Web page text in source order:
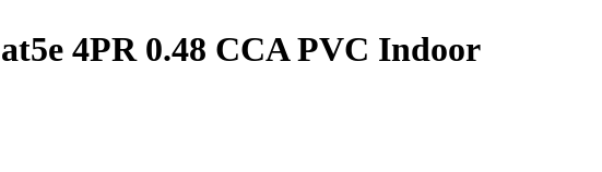
4PR 0.48 CCA PVC Indoor